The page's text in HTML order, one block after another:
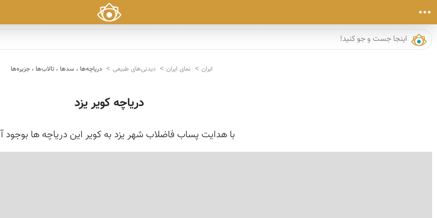
ایران نمای ایران دیدنی‌های طبیعی دریاچه‌ها ، سدها ، تالاب‌ها ، جزیره‌ها
دریاچه کویر یزد
با هدایت پساب فاضلاب شهر یزد به کویر این دریاچه ها بوجود